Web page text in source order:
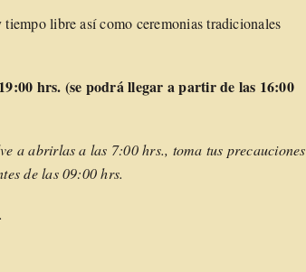
libre así como ceremonias tradicionales
hrs. (se podrá llegar a partir de las 16:00
a abrirlas a las 7:00 hrs., toma tus precauciones
de las 09:00 hrs.